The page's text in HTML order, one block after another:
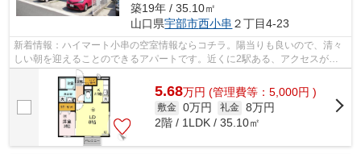
築19年 / 35.10㎡
山口県宇部市西小串 ２丁目4-23
新着情報：ハイマート小串の空室情報ならコチラ。陽当りも良いので、清々
しい朝を迎えることのできるアパートです。近くに2駅ある、アクセスが良
い物件です。こちらの物件はアパートで...
5.68万円 (管理費等：5,000円 )
敷金 0万円 礼金 8万円
2階 / 1LDK / 35.10㎡